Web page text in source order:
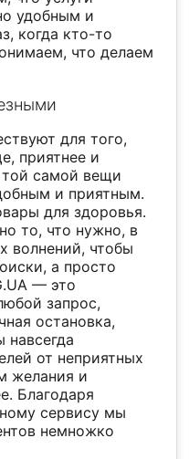
удобным и
когда кто-то
что делаем
для того,
приятнее и
самой вещи
и приятным.
для здоровья.
то, что нужно, в
волнений, чтобы
а просто
— это
запрос,
остановка,
от неприятных
желания и
Благодаря
сервису мы
немножко